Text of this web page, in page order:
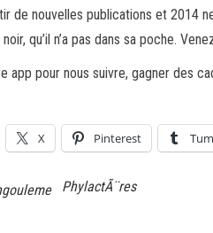
de nouvelles publications et 2014
qu’il n’a pas dans sa poche.
app pour nous suivre, gagner des
X Pinterest
PhylactÃ¨res